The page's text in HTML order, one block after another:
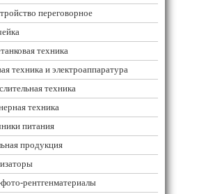
переговорное
техника
техника и электроаппаратура
техника
техника
питания
продукция
рентгенматериалы